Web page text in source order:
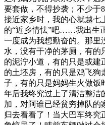
要套做，不得抄袭；不少于
接近家乡时，我的心就越七
的“近乡情怯”吧……我出生
一度成为我想勤奋的。那里
水，没有干净的茅厕，有的
的泥泞小道，有的只是或建
的土坯房，有的只是鸡飞狗
子，有的只是妈妈生火做
年后我终究过上了清洁整洁
加，对阿谁已经贫穷掉队的
归去看看了！当大巴车终究